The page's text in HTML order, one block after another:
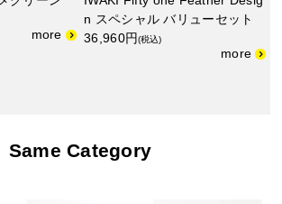
n スペシャル バリューセット
36,960円(税込)
Same Category